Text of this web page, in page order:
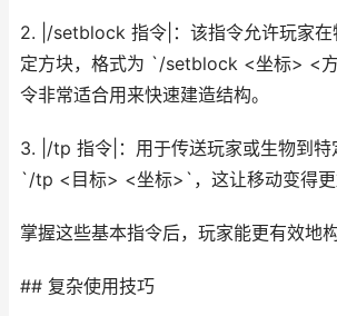
2. |/setblock 指令|：该指令允许玩家在
定方块，格式为 `/setblock <坐标> <
令非常适合用来快速建造结构。
3. |/tp 指令|：用于传送玩家或生物到特
`/tp <目标> <坐标>`，这让移动变得更
掌握这些基本指令后，玩家能更有效地
## 复杂使用技巧